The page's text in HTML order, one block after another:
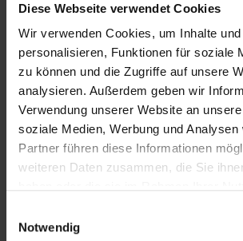
Diese Webseite verwendet Cookies
Wir verwenden Cookies, um Inhalte
personalisieren, Funktionen für soziale
zu können und die Zugriffe auf unsere
analysieren. Außerdem geben wir
Verwendung unserer Website an
soziale Medien, Werbung und Analysen
Partner führen diese Informationen
weiteren Daten zusammen, die Sie
Notwendig
Absturzsicherungen bieten
zuverlässigen Schutz und
Sicherheit an Fenster,
Treppen für mehr Schutz
Sicherheit im Alltag.